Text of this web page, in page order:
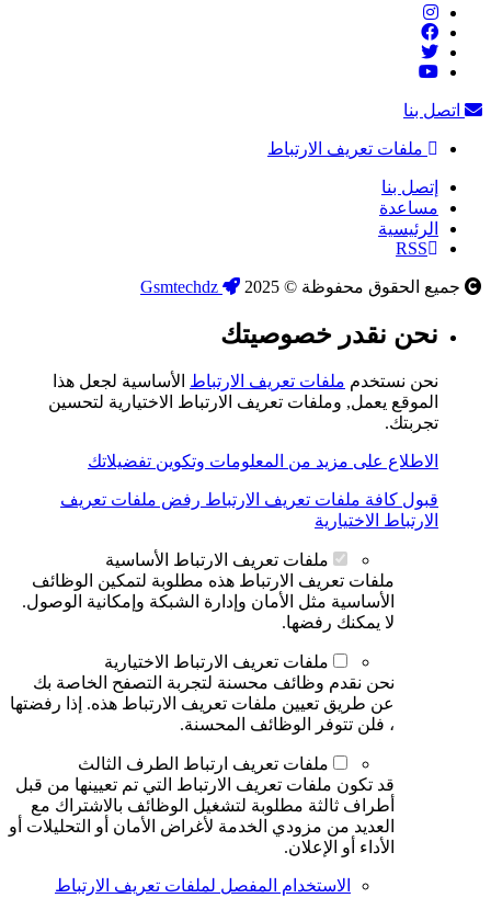
اتصل بنا
ملفات تعريف الارتباط
إتصل بنا
مساعدة
الرئيسية
RSS
جميع الحقوق محفوظة © 2025
نحن نقدر خصوصيتك
نحن نستخدم ملفات تعريف الارتباط الأساسية لجعل هذا
الموقع يعمل, وملفات تعريف الارتباط الاختيارية لتحسين
تجربتك.
الاطلاع على مزيد من المعلومات وتكوين تفضيلاتك
قبول كافة ملفات تعريف الارتباط رفض ملفات تعريف
الارتباط الاختيارية
ملفات تعريف الارتباط الأساسية
ملفات تعريف الارتباط هذه مطلوبة لتمكين الوظائف
الأساسية مثل الأمان وإدارة الشبكة وإمكانية الوصول.
لا يمكنك رفضها.
ملفات تعريف الارتباط الاختيارية
نحن نقدم وظائف محسنة لتجربة التصفح الخاصة بك
عن طريق تعيين ملفات تعريف الارتباط هذه. إذا رفضتها
، فلن تتوفر الوظائف المحسنة.
ملفات تعريف ارتباط الطرف الثالث
قد تكون ملفات تعريف الارتباط التي تم تعيينها من قبل
أطراف ثالثة مطلوبة لتشغيل الوظائف بالاشتراك مع
العديد من مزودي الخدمة لأغراض الأمان أو التحليلات أو
الأداء أو الإعلان.
الاستخدام المفصل لملفات تعريف الارتباط